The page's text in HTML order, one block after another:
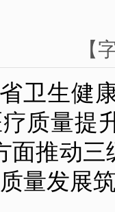
【
卫生健
质量提
面推动
量发展